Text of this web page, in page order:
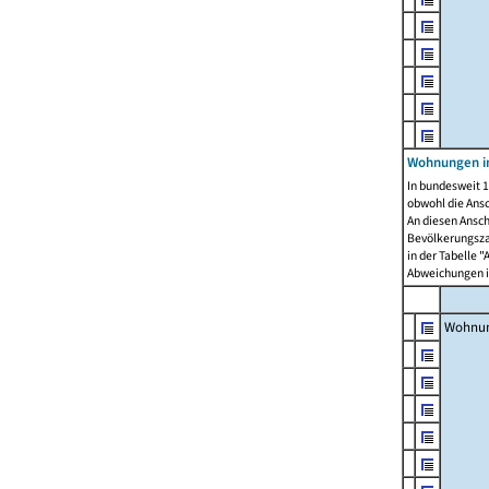
Wohnungen
In bundesweit
obwohl die
An diesen
in der Tabelle
Abweichungen